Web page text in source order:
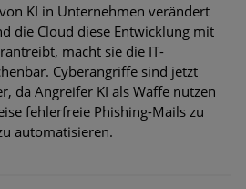
KI in Unternehmen verändert
die Cloud diese Entwicklung mit
macht sie die IT-
Cyberangriffe sind jetzt
da Angreifer KI als Waffe nutzen
fehlerfreie Phishing-Mails zu
automatisieren.